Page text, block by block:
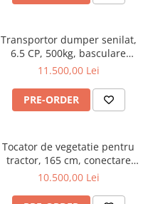
Transportor dumper senilat,
6.5 CP, 500kg, basculare
mecanica, Graecus D500
11.500,00 Lei
PRE-ORDER
Tocator de vegetatie pentru
tractor, 165 cm, conectare
cardan tractor, MKD165
10.500,00 Lei